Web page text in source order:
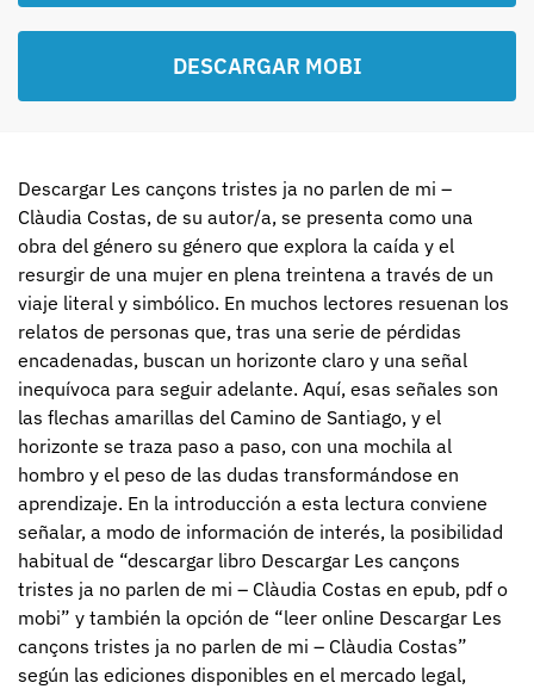
DESCARGAR MOBI
Descargar Les cançons tristes ja no parlen de mi –
Clàudia Costas, de su autor/a, se presenta como una
obra del género su género que explora la caída y el
resurgir de una mujer en plena treintena a través de un
viaje literal y simbólico. En muchos lectores resuenan los
relatos de personas que, tras una serie de pérdidas
encadenadas, buscan un horizonte claro y una señal
inequívoca para seguir adelante. Aquí, esas señales son
las flechas amarillas del Camino de Santiago, y el
horizonte se traza paso a paso, con una mochila al
hombro y el peso de las dudas transformándose en
aprendizaje. En la introducción a esta lectura conviene
señalar, a modo de información de interés, la posibilidad
habitual de “descargar libro Descargar Les cançons
tristes ja no parlen de mi – Clàudia Costas en epub, pdf o
mobi” y también la opción de “leer online Descargar Les
cançons tristes ja no parlen de mi – Clàudia Costas”
según las ediciones disponibles en el mercado legal,